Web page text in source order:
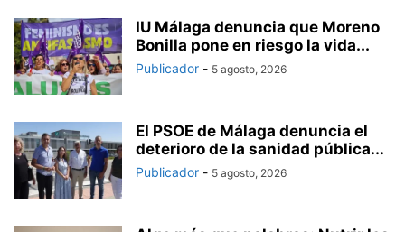
IU Málaga denuncia que Moreno
Bonilla pone en riesgo la vida...
Publicador - 5 agosto, 2026
El PSOE de Málaga denuncia el
deterioro de la sanidad pública...
Publicador - 5 agosto, 2026